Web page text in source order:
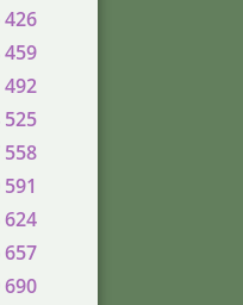
426
459
492
525
558
591
624
657
690